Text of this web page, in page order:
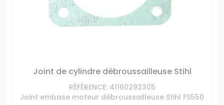
Joint de cylindre débroussailleuse Stihl
RÉFÉRENCE: 41160292305
Joint embase moteur débroussailleuse Stihl FS550